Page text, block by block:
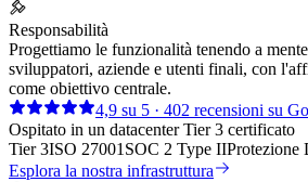
Responsabilità
Progettiamo le funzionalità tenendo a
sviluppatori, aziende e utenti finali, con
come obiettivo centrale.
4,9 su 5 · 402 recensioni su
Ospitato in un datacenter Tier 3 certificato
Tier 3ISO 27001 SOC 2 Type IIProtezione
Esplora la nostra infrastruttura